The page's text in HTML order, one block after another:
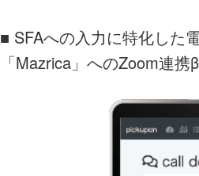
■ SFAへの入力に特化した
「Mazrica」へのZoom連携